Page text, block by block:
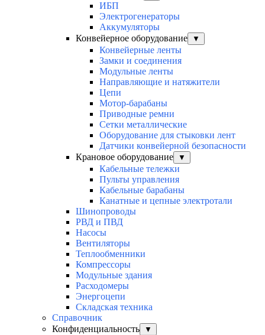
ИБП
Электрогенераторы
Аккумуляторы
Конвейерное оборудование
▼
Конвейерные ленты
Замки и соединения
Модульные ленты
Направляющие и натяжители
Цепи
Мотор-барабаны
Приводные ремни
Сетки металлические
Оборудование для стыковки лент
Датчики конвейерной безопасности
Крановое оборудование
▼
Кабельные тележки
Пульты управления
Кабельные барабаны
Канатные и цепные электротали
Шинопроводы
РВД и ПВД
Насосы
Вентиляторы
Теплообменники
Компрессоры
Модульные здания
Расходомеры
Энергоцепи
Складская техника
Справочник
Конфиденциальность
▼